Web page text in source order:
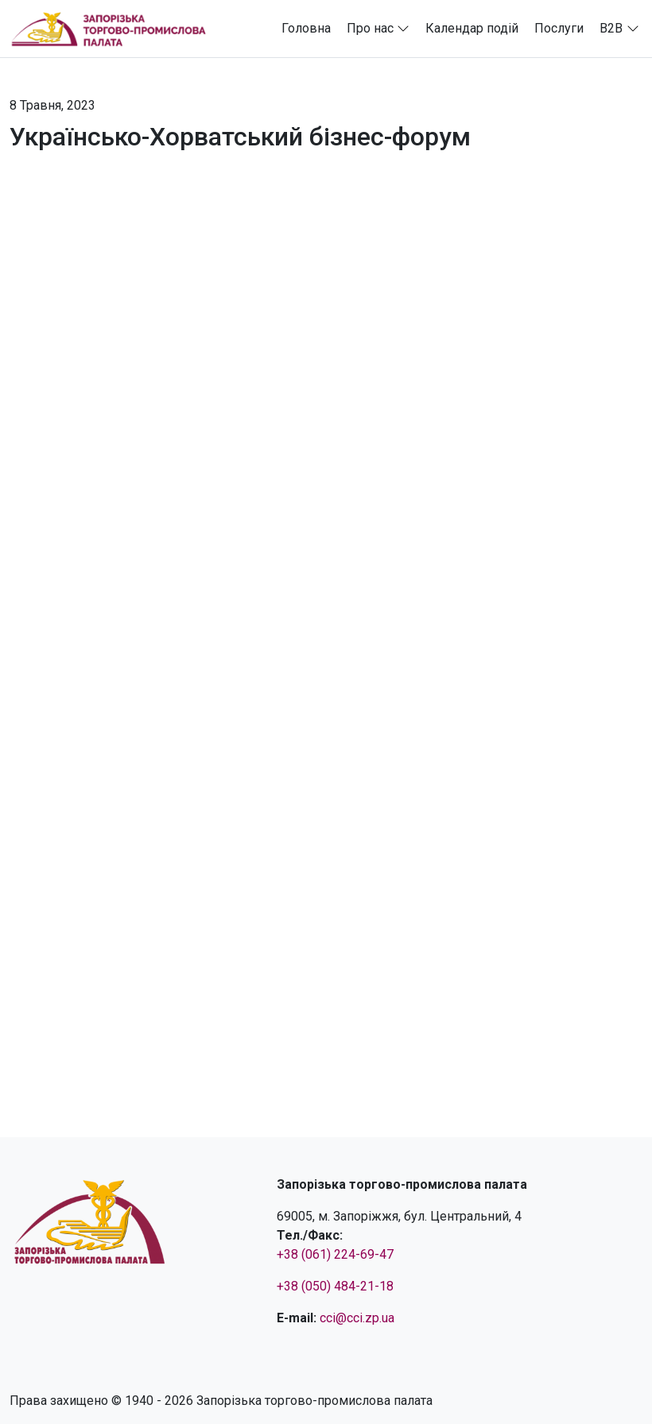
Головна Про нас Календар подій Послуги B2B
8 Травня, 2023
Українсько-Хорватський бізнес-форум
Запорізька торгово-промислова палата
69005, м. Запоріжжя, бул. Центральний, 4
Тел./Факс:
+38 (061) 224-69-47
+38 (050) 484-21-18
E-mail: cci@cci.zp.ua
Права захищено © 1940 - 2026 Запорізька торгово-промислова палата